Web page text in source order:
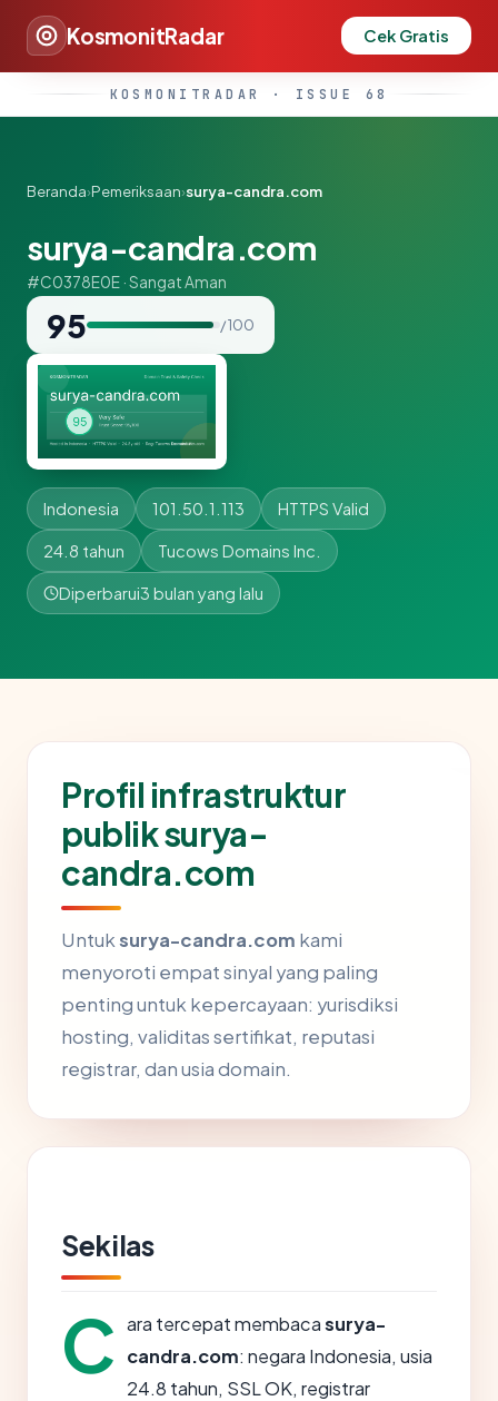
KosmonitRadar Cek Gratis
KOSMONITRADAR · ISSUE 68
Beranda›Pemeriksaan›surya-candra.com
surya-candra.com
#C0378E0E · Sangat Aman
95 / 100
Indonesia 101.50.1.113 HTTPS Valid
24.8 tahun Tucows Domains Inc.
Diperbarui3 bulan yang lalu
Profil infrastruktur
publik surya-
candra.com
Untuksurya-candra.com kami
menyoroti empat sinyal yang paling
penting untuk kepercayaan: yurisdiksi
hosting, validitas sertifikat, reputasi
registrar, dan usia domain.
Sekilas
C ara tercepat membacasurya-
candra.com: negara Indonesia, usia
24.8 tahun, SSL OK, registrar